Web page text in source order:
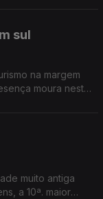
sul
na margem
moura nesta
muito antiga
a 10ª. maior